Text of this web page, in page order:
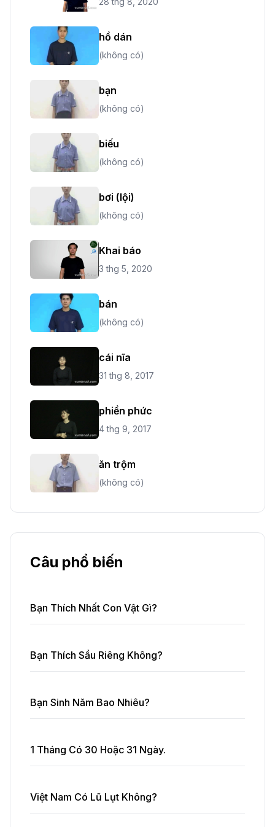
hồ dán
(không có)
bạn
(không có)
biếu
(không có)
bơi (lội)
(không có)
Khai báo
3 thg 5, 2020
bán
(không có)
cái nĩa
31 thg 8, 2017
phiền phức
4 thg 9, 2017
ăn trộm
(không có)
Câu phổ biến
Bạn Thích Nhất Con Vật Gì?
Bạn Thích Sầu Riêng Không?
Bạn Sinh Năm Bao Nhiêu?
1 Tháng Có 30 Hoặc 31 Ngày.
Việt Nam Có Lũ Lụt Không?